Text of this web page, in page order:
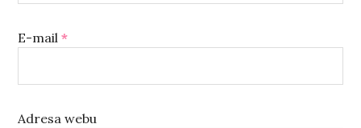
E-mail*
Adresa webu